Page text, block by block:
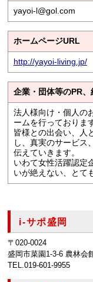
yayoi-l@gol.com
ホームページURL
http://yayoi-living.jp/
企業・団体等のPR
法人様向け・個人の
ームを行っておりま
皆様との出会い、人
し、真実のサービス
伝えていきます。
いわて女性活躍認
いが絶えない、とて
i-サポ盛岡
〒020-0024
盛岡市菜園1-3-6 農林会
TEL.019-601-9955